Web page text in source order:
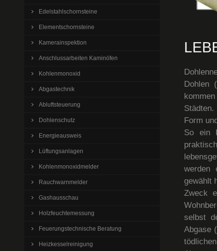
Dohlen
Form
So ein
werden
gewählt
Zweck
selbst
Abgase
Edelstahlschornsteine
Elementschornsteine
Kamerainspektion
Anschlussarbeiten Kaminöfen
Kohlenmonoxid
Abgastechnik
Abluftsteuerung
Dohlenschutz
Energieausweis
Lüftungsanlagen
Kohlenmonoxidmelder
Rauchwarnmelder
Gashausschau
Holzfeuchtemessung
Feuerungstechnische Beratung
Heizkesselreinigung